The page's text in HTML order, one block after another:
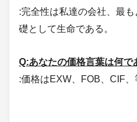
:完全性は私達の会社、最
礎として生命である。
Q:あなたの価格言葉は何で
:価格はEXW、FOB、CIF